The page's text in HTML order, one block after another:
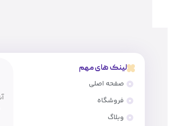
لینک های مهم
صفحه اصلی
فروشگاه
وبلاگ